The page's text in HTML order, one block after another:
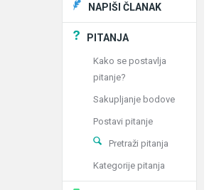
NAPIŠI ČLANAK
PITANJA
Kako se postavlja
pitanje?
Sakupljanje bodove
Postavi pitanje
Pretraži pitanja
Kategorije pitanja